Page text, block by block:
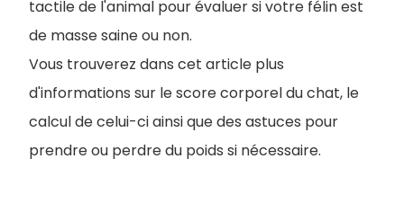
tactile de l'animal pour évaluer si votre félin est
de masse saine ou non.
Vous trouverez dans cet article plus
d'informations sur le score corporel du chat, le
calcul de celui-ci ainsi que des astuces pour
prendre ou perdre du poids si nécessaire.